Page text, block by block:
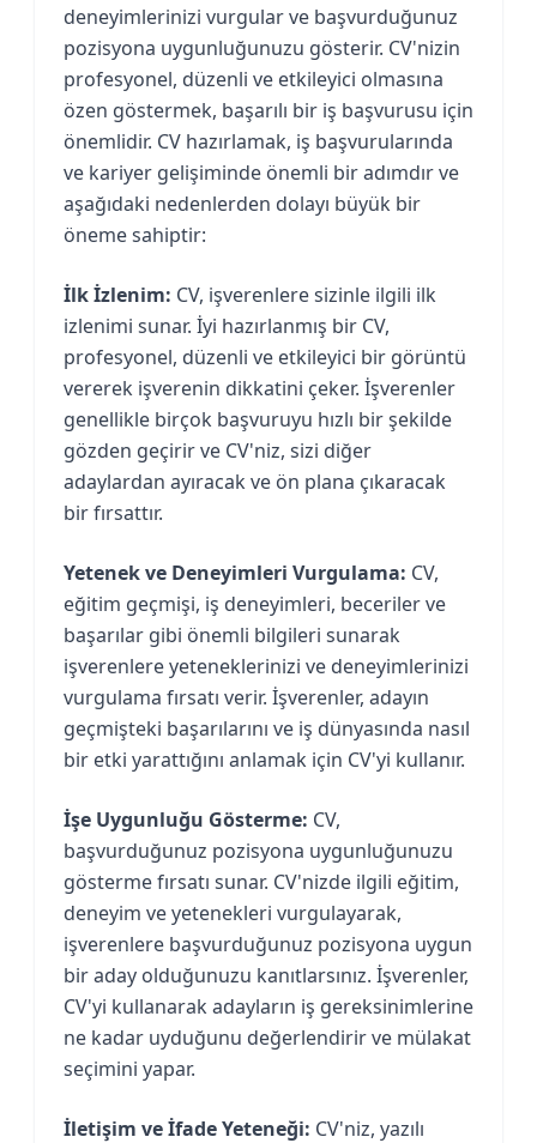
deneyimlerinizi vurgular ve başvurduğunuz
pozisyona uygunluğunuzu gösterir. CV'nizin
profesyonel, düzenli ve etkileyici olmasına
özen göstermek, başarılı bir iş başvurusu için
önemlidir. CV hazırlamak, iş başvurularında
ve kariyer gelişiminde önemli bir adımdır ve
aşağıdaki nedenlerden dolayı büyük bir
öneme sahiptir:
İlk İzlenim: CV, işverenlere sizinle ilgili ilk
izlenimi sunar. İyi hazırlanmış bir CV,
profesyonel, düzenli ve etkileyici bir görüntü
vererek işverenin dikkatini çeker. İşverenler
genellikle birçok başvuruyu hızlı bir şekilde
gözden geçirir ve CV'niz, sizi diğer
adaylardan ayıracak ve ön plana çıkaracak
bir fırsattır.
Yetenek ve Deneyimleri Vurgulama: CV,
eğitim geçmişi, iş deneyimleri, beceriler ve
başarılar gibi önemli bilgileri sunarak
işverenlere yeteneklerinizi ve deneyimlerinizi
vurgulama fırsatı verir. İşverenler, adayın
geçmişteki başarılarını ve iş dünyasında nasıl
bir etki yarattığını anlamak için CV'yi kullanır.
İşe Uygunluğu Gösterme: CV,
başvurduğunuz pozisyona uygunluğunuzu
gösterme fırsatı sunar. CV'nizde ilgili eğitim,
deneyim ve yetenekleri vurgulayarak,
işverenlere başvurduğunuz pozisyona uygun
bir aday olduğunuzu kanıtlarsınız. İşverenler,
CV'yi kullanarak adayların iş gereksinimlerine
ne kadar uyduğunu değerlendirir ve mülakat
seçimini yapar.
İletişim ve İfade Yeteneği: CV'niz, yazılı